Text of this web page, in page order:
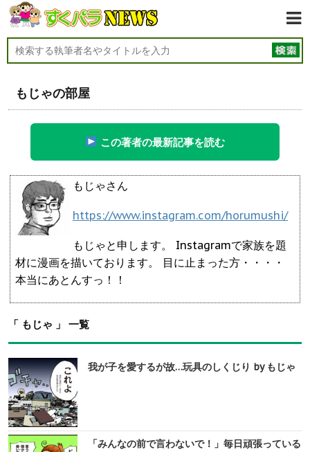
もじゃの部屋
この著者の最新記事を読む
もじゃさん
https://www.instagram.com/horumushi/
もじゃと申します。 Instagramで家族を題
材に漫画を描いております。 目に止まった方・・・・
本当にあとんすっ！！
「 もじゃ 」 一覧
我が子を愛するが故…玩具のしくじり by もじゃ
「みんなの前で言わないで！」毎日頑張っている